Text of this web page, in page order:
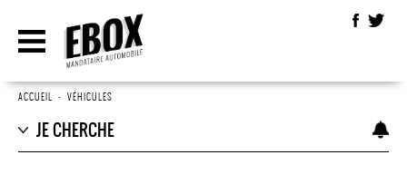
ACCUEIL • VÉHICULES
JE CHERCHE